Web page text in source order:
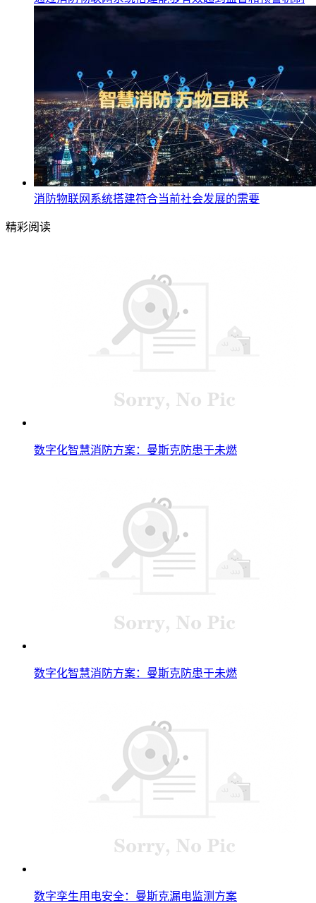
消防物联网系统搭建符合当前社会发展的需要
精彩阅读
数字化智慧消防方案：曼斯克防患于未燃
数字化智慧消防方案：曼斯克防患于未燃
数字孪生用电安全：曼斯克漏电监测方案